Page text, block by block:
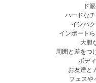
ド
ハードな
インパ
インポート
大胆
周囲と差をつ
ボデ
お友達と
フェスや